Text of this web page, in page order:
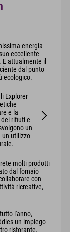
energia
eccellente
attualmente il
dal punto
ecologico.
Explorer
e la
dei rifiuti e
un
un utilizzo
molti prodotti
dal fornaio
con
ricreative,
l'anno,
un impiego
ristorante,